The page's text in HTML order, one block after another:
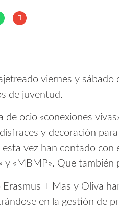
viernes y
de juventud.
de ocio «conexiones
y decoración
esta vez han contado
y «MBMP». Que
+ Mas y Oliva
en la gestión de